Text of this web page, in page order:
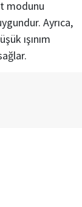
modunu
Ayrıca,
ışınım